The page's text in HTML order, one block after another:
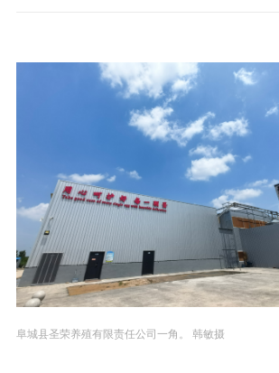
阜城县圣荣养殖有限责任公司一角。 韩敏摄